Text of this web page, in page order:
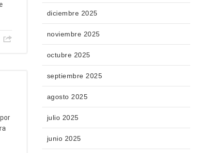
diciembre 2025
noviembre 2025
octubre 2025
septiembre 2025
agosto 2025
julio 2025
junio 2025